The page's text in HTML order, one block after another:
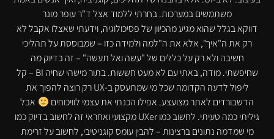
משתמשים במערכות. בחרתי ללמוד אצל ‏ד"ר עופר מונר
דווקא בגלל שהוא מגיע מהכיוון של פסיכולוגיה, וידעתי שאצלו אקבל לא
רק את ה"איך", אלא את ה"למה ולמידה כזו – שמבוססת על תהליכי
חשיבה ולא רק על כללים של "עשה ואל תעשה" – זה בדיוק מה
שחיפשתי. מודה, באתי עם לא מעט חששות. בתור מישהי שחיה BI – קל
ליפול לדעה הקדומה שכל מי שמתעסק ב-UX רק רוצה להפוך את
הדשבורדים לאתר מצועצע. אפילו הכנתי את עצמי לוויכוחים
אבל
גיליתי כמה טעיתי. לחשוב כמו UXer מקצועי ואחראי זה לחשוב בדיוק כמו
מי שמדמה נתונים ברצינות – להבין עומס קוגניטיבי, לחשוב על זרימת